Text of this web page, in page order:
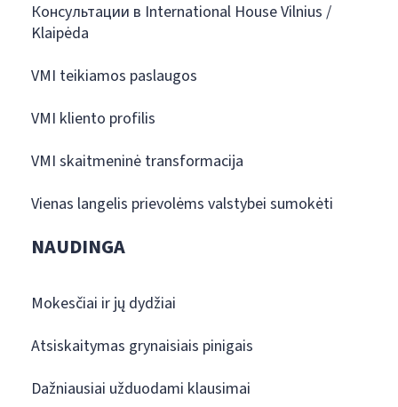
Консультации в International House Vilnius /
Klaipėda
VMI teikiamos paslaugos
VMI kliento profilis
VMI skaitmeninė transformacija
Vienas langelis prievolėms valstybei sumokėti
NAUDINGA
Mokesčiai ir jų dydžiai
Atsiskaitymas grynaisiais pinigais
Dažniausiai užduodami klausimai